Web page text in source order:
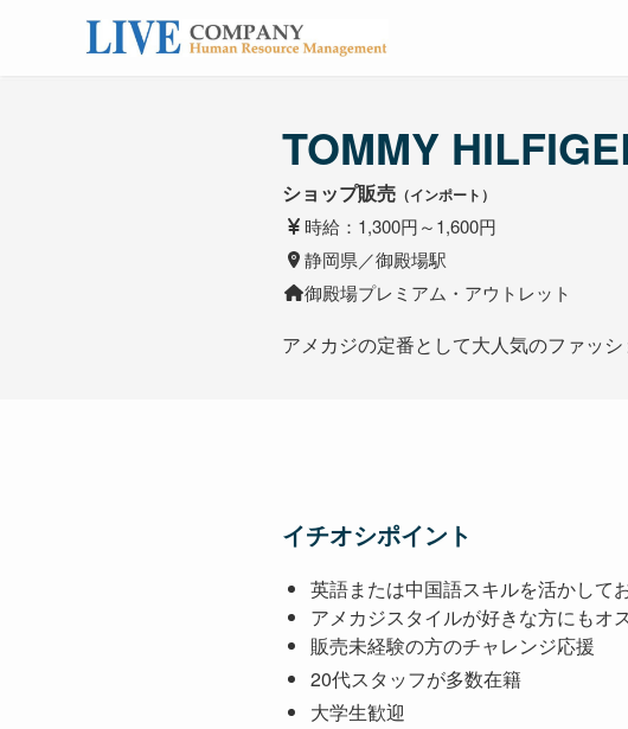
TOMMY
ショップ販売 （インポート）
時給：1,300円～1,600円
静岡県／御殿場駅
御殿場プレミアム・アウトレット
アメカジの定番として大人気のファッ
イチオシポイント
英語または中国語スキルを活かして
アメカジスタイルが好きな方にもオ
販売未経験の方のチャレンジ応援
20代スタッフが多数在籍
大学生歓迎